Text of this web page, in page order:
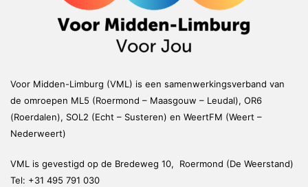
Voor Midden-Limburg (VML) is een samenwerkingsverband van
de omroepen ML5 (Roermond – Maasgouw – Leudal), OR6
(Roerdalen), SOL2 (Echt – Susteren) en WeertFM (Weert –
Nederweert)
VML is gevestigd op de Bredeweg 10, Roermond (De Weerstand)
Tel: +31 495 791 030